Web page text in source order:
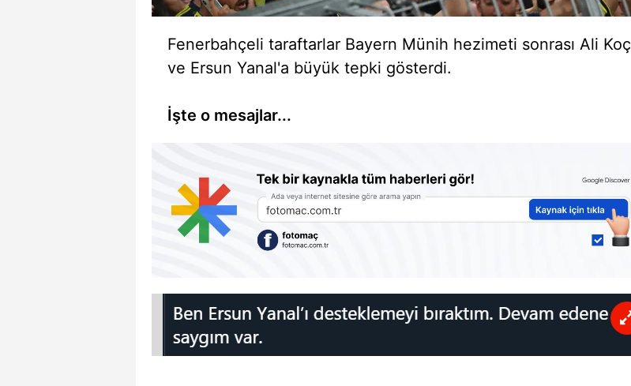
Fenerbahçeli taraftarlar Bayern Münih hezimeti sonrası Ali Koç
ve Ersun Yanal'a büyük tepki gösterdi.
İşte o mesajlar...